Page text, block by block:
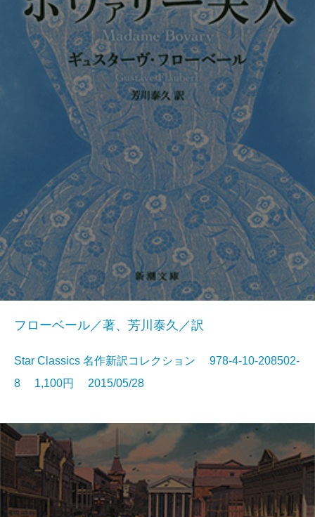
フローベール／著、芳川泰久／訳
Star Classics 名作新訳コレクション 978-4-10-208502-
8 1,100円 2015/05/28